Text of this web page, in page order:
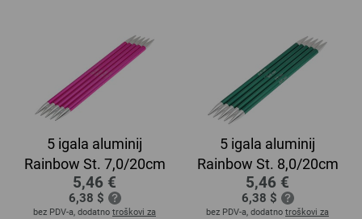
5 igala aluminij
Rainbow St. 7,0/20cm
5,46 €
6,38 $
bez PDV-a, dodatno troškovi za
5 igala aluminij
Rainbow St. 8,0/20cm
5,46 €
6,38 $
bez PDV-a, dodatno troškovi za